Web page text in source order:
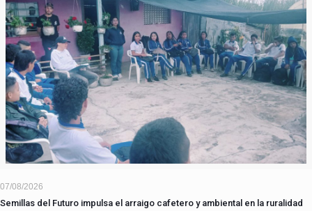
07/08/2026
Semillas del Futuro impulsa el arraigo cafetero y ambiental en la ruralidad